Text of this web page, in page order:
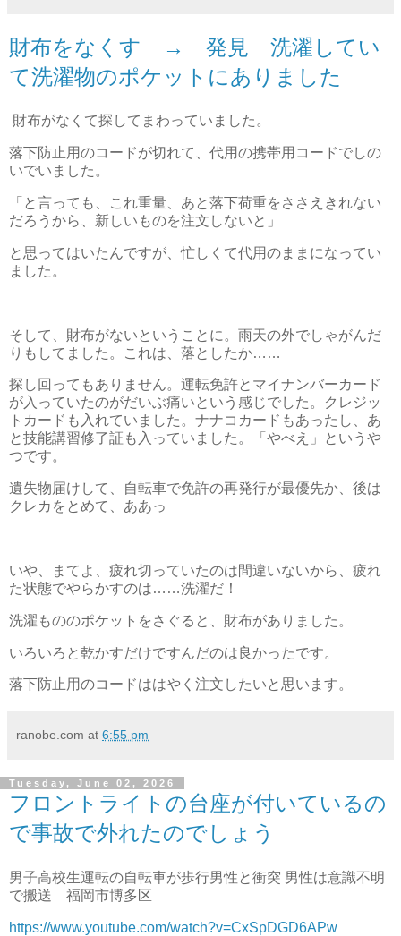
財布をなくす → 発見 洗濯してい
て洗濯物のポケットにありました
財布がなくて探してまわっていました。
落下防止用のコードが切れて、代用の携帯用コードでしの
いでいました。
「と言っても、これ重量、あと落下荷重をささえきれない
だろうから、新しいものを注文しないと」
と思ってはいたんですが、忙しくて代用のままになってい
ました。
そして、財布がないということに。雨天の外でしゃがんだ
りもしてました。これは、落としたか……
探し回ってもありません。運転免許とマイナンバーカード
が入っていたのがだいぶ痛いという感じでした。クレジッ
トカードも入れていました。ナナコカードもあったし、あ
と技能講習修了証も入っていました。「やべえ」というや
つです。
遺失物届けして、自転車で免許の再発行が最優先か、後は
クレカをとめて、ああっ
いや、まてよ、疲れ切っていたのは間違いないから、疲れ
た状態でやらかすのは……洗濯だ！
洗濯もののポケットをさぐると、財布がありました。
いろいろと乾かすだけですんだのは良かったです。
落下防止用のコードははやく注文したいと思います。
ranobe.com at 6:55 pm
Tuesday, June 02, 2026
フロントライトの台座が付いているの
で事故で外れたのでしょう
男子高校生運転の自転車が歩行男性と衝突 男性は意識不明
で搬送 福岡市博多区
https://www.youtube.com/watch?v=CxSpDGD6APw